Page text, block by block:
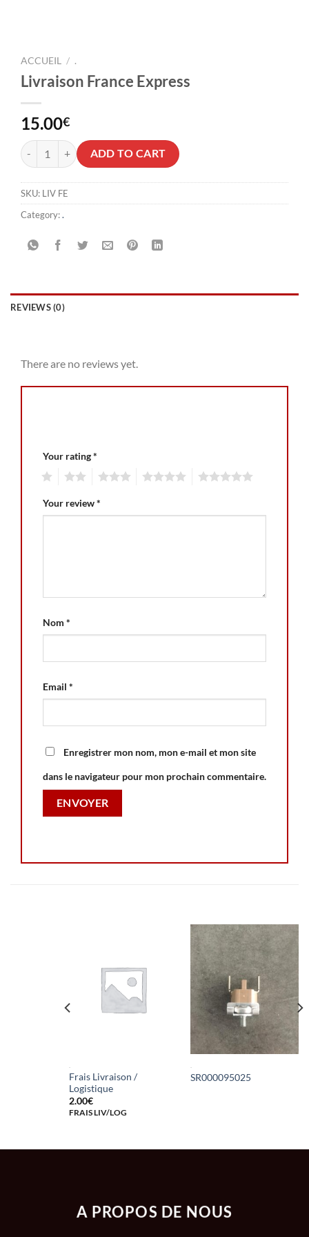
ACCUEIL / .
Livraison France Express
15.00€
Livraison France Express quantity
ADD TO CART
SKU: LIV FE
Category:.
REVIEWS (0)
There are no reviews yet.
Your rating*
Your review*
Nom *
Email *
Enregistrer mon nom, mon e-mail et mon site
dans le navigateur pour mon prochain commentaire.
Frais Livraison /
Logistique
2.00€
FRAIS LIV/LOG
SR000095025
A PROPOS DE NOUS